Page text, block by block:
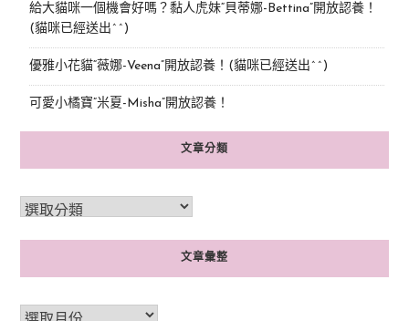
給大貓咪一個機會好嗎？黏人虎妹“貝蒂娜-Bettina”開放認養！
(貓咪已經送出^^)
優雅小花貓“薇娜-Veena”開放認養！(貓咪已經送出^^)
可愛小橘寶”米夏-Misha”開放認養！
文章分類
文章彙整